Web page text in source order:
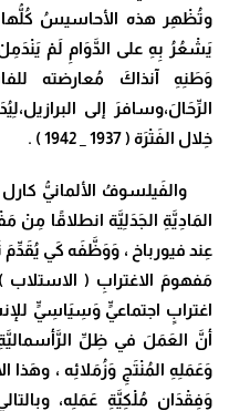
وتُظْهِر هذه الأحاسيسُ كُلُّها
يَشْعُرُ بِهِ على الدَّوَامِ لَمْ
وَطَنِهِ آنذاكَ مُعارضته
الرِّحَالَ،وسافرَ إلى
خِلال الفَتْرَة ( 1937 _ 1942 ) .
والفَيلسوفُ الألمانيُّ كارل ماركس (
المَادِيَّةِ الجَدَلِيَّة انطلاقًا مِنْ
عِند فيورباخ ، وَوَظَّفَه كَي يُقَدِّمَ
مَفهومَ الاغترابِ ( الاستلاب
اغترابٍ اجتماعيٍّ وَسِيَاسِيٍّ
أنَّ العَمَلَ في ظِلِّ
وَعَمَلِهِ المُنْتَجِ وَزُمَلائِه ، وهَذا
وَفِقْدَانِ مُلْكِيَّةِ عَمَلِه،